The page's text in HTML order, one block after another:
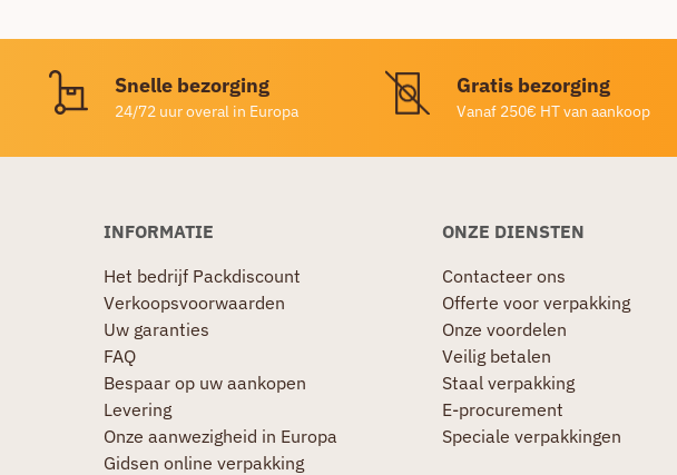
Snelle bezorging
24/72 uur overal in Europa
Gratis bezorging
Vanaf 250€ HT van aankoop
INFORMATIE
Het bedrijf Packdiscount
Verkoopsvoorwaarden
Uw garanties
FAQ
Bespaar op uw aankopen
Levering
Onze aanwezigheid in Europa
Gidsen online verpakking
ONZE DIENSTEN
Contacteer ons
Offerte voor verpakking
Onze voordelen
Veilig betalen
Staal verpakking
E-procurement
Speciale verpakkingen